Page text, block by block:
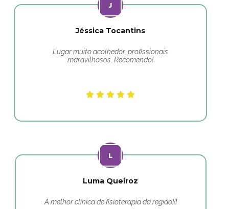
Jéssica Tocantins
Lugar muito acolhedor, profissionais
maravilhosos. Recomendo!
Luma Queiroz
A melhor clínica de fisioterapia da região!!!